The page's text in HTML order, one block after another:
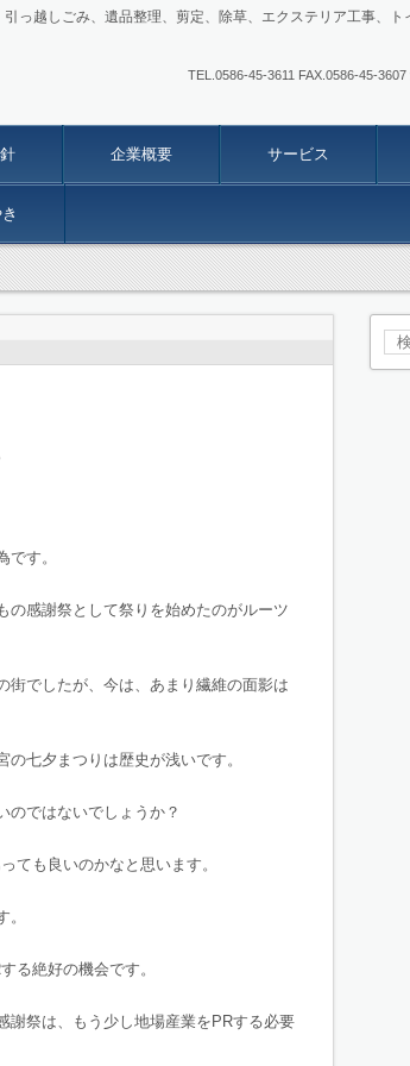
っ越しごみ、遺品整理、剪定、除草、エクステリア工事、
TEL.0586-45-3611 FAX.0586-45-
企業概要 サービス
す。
の感謝祭として祭りを始めたのがルーツ
街でしたが、今は、あまり繊維の面影は
七夕まつりは歴史が浅いです。
のではないでしょうか？
ても良いのかなと思います。
る絶好の機会です。
謝祭は、もう少し地場産業をPRする必要